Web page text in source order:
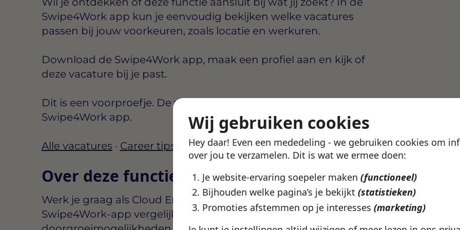
Wij gebruiken cookies
Hey daar! Even een mededeling - we gebruiken cookies om
over jou te verzamelen. Dit is wat we ermee doen:
Je website-ervaring soepeler maken (functioneel)
Bijhouden welke pagina’s je bekijkt (statistieken)
Promoties afstemmen op je interesses (marketing)
Swipe4Work app kun je eenvoudig bekijken welke vacatures
passen bij jouw voorkeuren, zoals locatie en werkuren.
Download de Swipe4Work app, maak een profiel aan en kijk of
deze vacature bij je past.
Dit is een voorproefje. De volledige details ontdek je in de
Swipe4Work app.
Alle vacatures · Career tips
Over deze functie
Werk je graag als Cloud Engineer Enschede? In de
Swipe4Work-app vergelijk je voorwaarden, werkgevers en